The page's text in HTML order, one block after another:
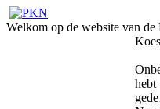
Welkom op de website van de
hebt